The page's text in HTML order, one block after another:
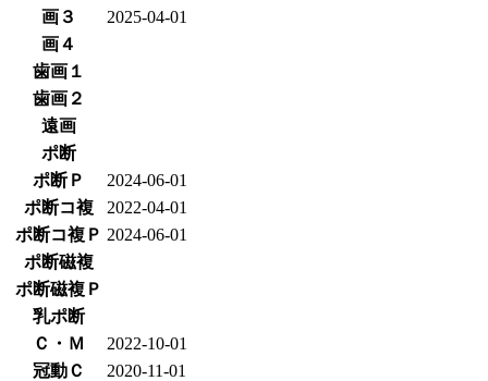
画３
2025-04-01
画４
歯画１
歯画２
遠画
ポ断
ポ断Ｐ
2024-06-01
ポ断コ複
2022-04-01
ポ断コ複Ｐ 2024-06-01
ポ断磁複
ポ断磁複Ｐ
乳ポ断
Ｃ・Ｍ
2022-10-01
冠動Ｃ
2020-11-01